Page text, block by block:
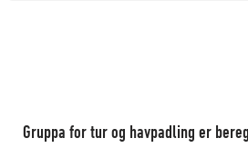
Gruppa for tur og havpadling er